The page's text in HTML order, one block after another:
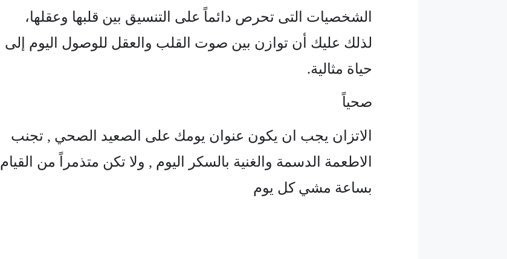
الشخصيات التى تحرص دائماً على التنسيق بين قلبها وعقلها،
لذلك عليك أن توازن بين صوت القلب والعقل للوصول اليوم إلى
حياة مثالية.
صحياً
الاتزان يجب ان يكون عنوان يومك على الصعيد الصحي , تجنب
الاطعمة الدسمة والغنية بالسكر اليوم , ولا تكن متذمراً من القيام
بساعة مشي كل يوم